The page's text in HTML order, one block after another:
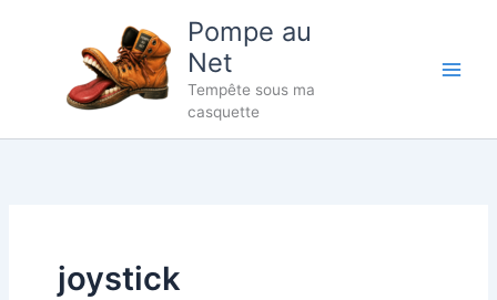
Pompe au
Net
Tempête sous ma
casquette
joystick